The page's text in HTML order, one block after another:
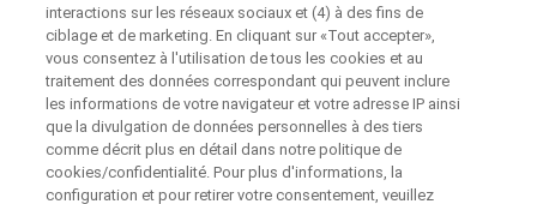
Hepatocellular
Carcinoma (HCC)
Contacter directement Roche pour toutes
questions
Contact the hospital directly
Informations personnelles
Directly contact the sponsor for questions
Request a call back
Prénom
interactions sur les réseaux sociaux et (4) à des fins de
ciblage et de marketing. En cliquant sur «Tout accepter»,
vous consentez à l'utilisation de tous les cookies et au
traitement des données correspondant qui peuvent inclure
les informations de votre navigateur et votre adresse IP ainsi
que la divulgation de données personnelles à des tiers
comme décrit plus en détail dans notre politique de
cookies/confidentialité. Pour plus d'informations, la
configuration et pour retirer votre consentement, veuillez